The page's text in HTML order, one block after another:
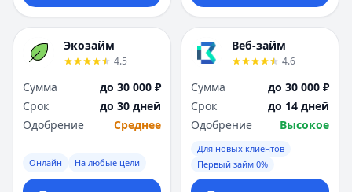
Экозайм
4.5
Сумма
до 30 000 ₽
Срок
до 30 дней
Одобрение
Среднее
Онлайн На любые цели
Веб-займ
4.6
Сумма
до 30 000 ₽
Срок
до 14 дней
Одобрение
Высокое
Для новых клиентов
Первый займ 0%